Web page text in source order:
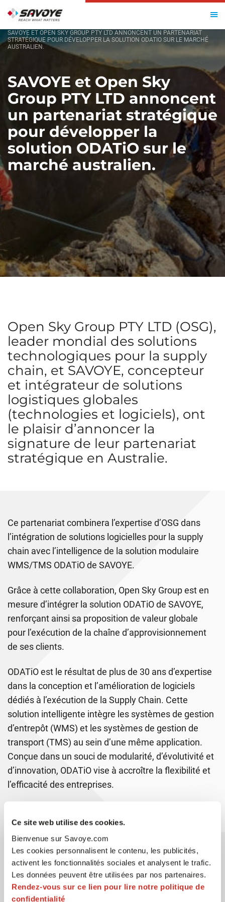
Ce site web utilise des cookies.
Bienvenue sur Savoye.com
Les cookies personnalisent le contenu, les publicités,
activent les fonctionnalités sociales et analysent le trafic.
Les données peuvent être utilisées par nos partenaires.
Rendez-vous sur ce lien pour lire notre politique de
confidentialité
SAVOYE ET OPEN SKY GROUP PTY LTD ANNONCENT UN PARTENARIAT
STRATÉGIQUE POUR DÉVELOPPER LA SOLUTION ODATIO SUR LE MARCHÉ
AUSTRALIEN.
SAVOYE et Open Sky
Group PTY LTD annoncent
un partenariat stratégique
pour développer la
solution ODATiO sur le
marché australien.
Open Sky Group PTY LTD (OSG),
leader mondial des solutions
technologiques pour la supply
chain, et SAVOYE, concepteur
et intégrateur de solutions
logistiques globales
(technologies et logiciels), ont
le plaisir d’annoncer la
signature de leur partenariat
stratégique en Australie.
Ce partenariat combinera l’expertise d’OSG dans
l’intégration de solutions logicielles pour la supply
chain avec l’intelligence de la solution modulaire
WMS/TMS ODATiO de SAVOYE.
Grâce à cette collaboration, Open Sky Group est en
mesure d’intégrer la solution ODATiO de SAVOYE,
renforçant ainsi sa proposition de valeur globale
pour l’exécution de la chaîne d’approvisionnement
de ses clients.
ODATiO est le résultat de plus de 30 ans d’expertise
dans la conception et l’amélioration de logiciels
dédiés à l’exécution de la Supply Chain. Cette
solution intelligente intègre les systèmes de gestion
d’entrepôt (WMS) et les systèmes de gestion de
transport (TMS) au sein d’une même application.
Conçue dans un souci de modularité, d’évolutivité et
d’innovation, ODATiO vise à accroître la flexibilité et
l’efficacité des entreprises.